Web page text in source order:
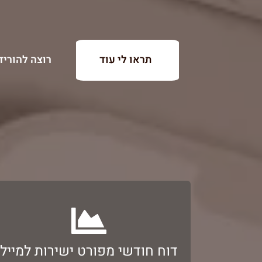
תראו לי עוד רוצה
דוח חודשי מפורט ישירות למייל
דוח חודשי מפורט אודות עלות השימוש של בני
הבית במתג